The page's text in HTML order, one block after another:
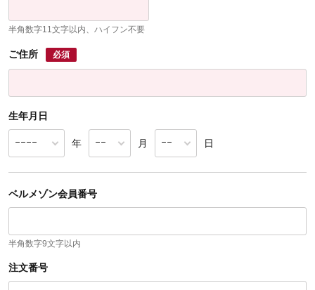
半角数字11文字以内、ハイフン不要
ご住所 必須
生年月日
年 月 日
ベルメゾン会員番号
半角数字9文字以内
注文番号